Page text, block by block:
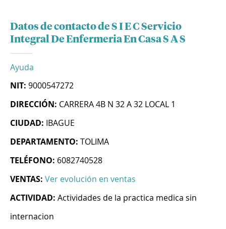
Datos de contacto de S I E C Servicio
Integral De Enfermeria En Casa S A S
Ayuda
NIT: 9000547272
DIRECCIÓN: CARRERA 4B N 32 A 32 LOCAL 1
CIUDAD: IBAGUE
DEPARTAMENTO: TOLIMA
TELÉFONO: 6082740528
VENTAS: Ver evolución en ventas
ACTIVIDAD: Actividades de la practica medica sin
internacion